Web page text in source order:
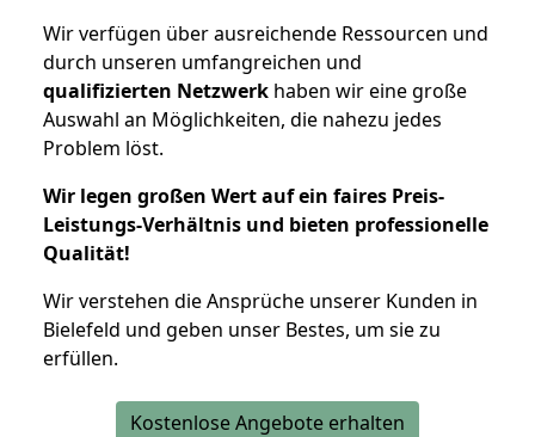
Wir verfügen über ausreichende Ressourcen und
durch unseren umfangreichen und
qualifizierten Netzwerk haben wir eine große
Auswahl an Möglichkeiten, die nahezu jedes
Problem löst.
Wir legen großen Wert auf ein faires Preis-
Leistungs-Verhältnis und bieten professionelle
Qualität!
Wir verstehen die Ansprüche unserer Kunden in
Bielefeld und geben unser Bestes, um sie zu
erfüllen.
Kostenlose Angebote erhalten